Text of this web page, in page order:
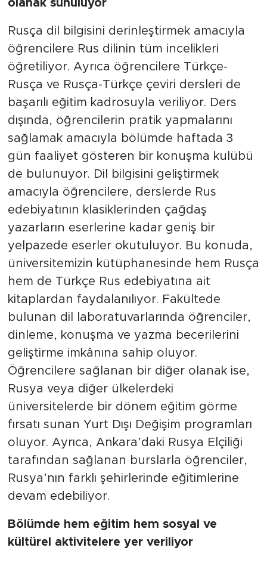
olanak sunuluyor
Rusça dil bilgisini derinleştirmek amacıyla
öğrencilere Rus dilinin tüm incelikleri
öğretiliyor. Ayrıca öğrencilere Türkçe-
Rusça ve Rusça-Türkçe çeviri dersleri de
başarılı eğitim kadrosuyla veriliyor. Ders
dışında, öğrencilerin pratik yapmalarını
sağlamak amacıyla bölümde haftada 3
gün faaliyet gösteren bir konuşma kulübü
de bulunuyor. Dil bilgisini geliştirmek
amacıyla öğrencilere, derslerde Rus
edebiyatının klasiklerinden çağdaş
yazarların eserlerine kadar geniş bir
yelpazede eserler okutuluyor. Bu konuda,
üniversitemizin kütüphanesinde hem Rusça
hem de Türkçe Rus edebiyatına ait
kitaplardan faydalanılıyor. Fakültede
bulunan dil laboratuvarlarında öğrenciler,
dinleme, konuşma ve yazma becerilerini
geliştirme imkânına sahip oluyor.
Öğrencilere sağlanan bir diğer olanak ise,
Rusya veya diğer ülkelerdeki
üniversitelerde bir dönem eğitim görme
fırsatı sunan Yurt Dışı Değişim programları
oluyor. Ayrıca, Ankara’daki Rusya Elçiliği
tarafından sağlanan burslarla öğrenciler,
Rusya’nın farklı şehirlerinde eğitimlerine
devam edebiliyor.
Bölümde hem eğitim hem sosyal ve
kültürel aktivitelere yer veriliyor